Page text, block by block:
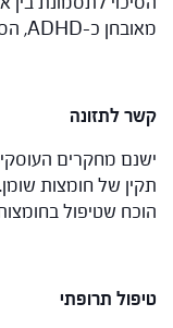
מאובחן כ-ADHD, הסיכוי עולה ל-57%.
קשר לתזונה
ישנם מחקרים
תקין של חומצות
הוכח שטיפול
טיפול תרופתי